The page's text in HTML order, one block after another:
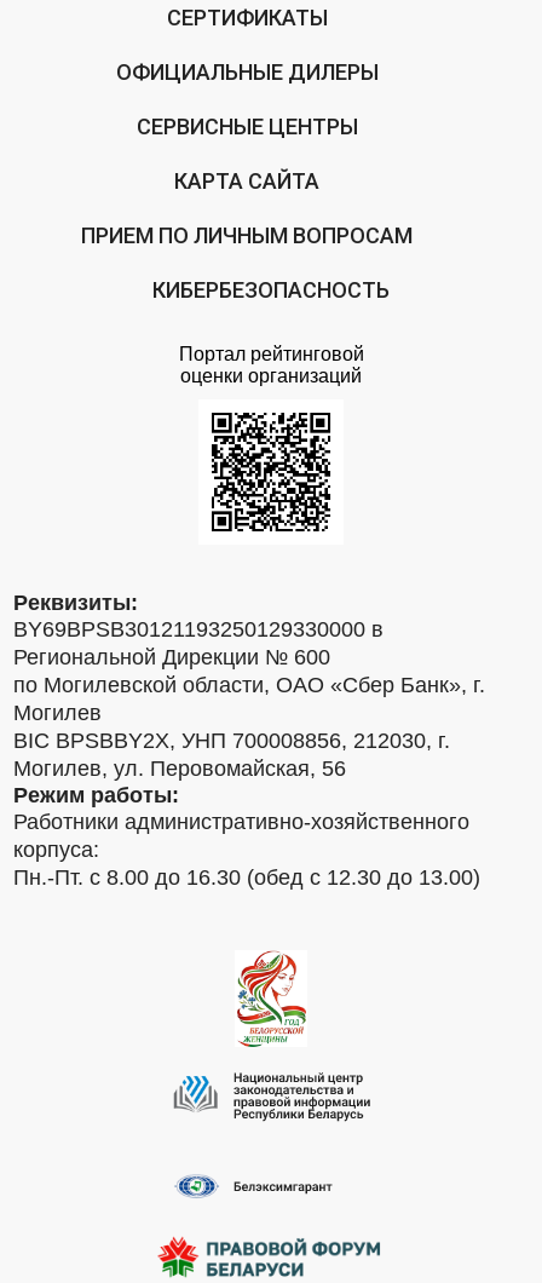
СЕРТИФИКАТЫ
ОФИЦИАЛЬНЫЕ ДИЛЕРЫ
СЕРВИСНЫЕ ЦЕНТРЫ
КАРТА САЙТА
ПРИЕМ ПО ЛИЧНЫМ ВОПРОСАМ
КИБЕРБЕЗОПАСНОСТЬ
Портал рейтинговой
оценки организаций
Реквизиты:
BY69BPSB30121193250129330000 в
Региональной Дирекции № 600
по Могилевской области, ОАО «Сбер Банк», г.
Могилев
BIC BPSBBY2X, УНП 700008856, 212030, г.
Могилев, ул. Перовомайская, 56
Режим работы:
Работники административно-хозяйственного
корпуса:
Пн.-Пт. с 8.00 до 16.30 (обед с 12.30 до 13.00)